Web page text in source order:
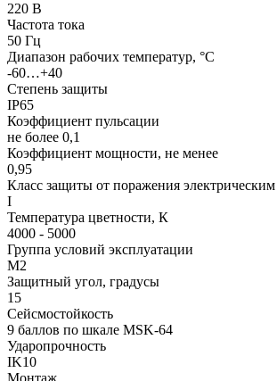
220 В
Частота тока
50 Гц
Диапазон рабочих температур, °С
-60…+40
Степень защиты
IP65
Коэффициент пульсации
не более 0,1
Коэффициент мощности, не менее
0,95
Класс защиты от поражения
I
Температура цветности, К
4000 - 5000
Группа условий эксплуатации
М2
Защитный угол, градусы
15
Сейсмостойкость
9 баллов по шкале МSK-64
Ударопрочность
IK10
Монтаж